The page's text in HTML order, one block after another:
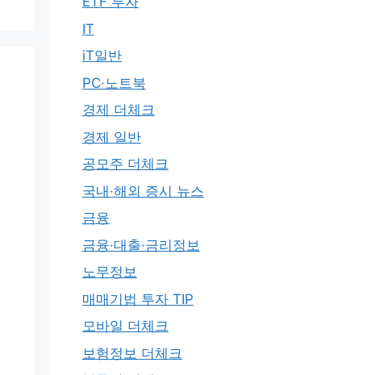
IT
iT일반
PC·노트북
경제 더체크
경제 일반
공모주 더체크
국내·해외 증시 뉴스
금융
금융·대출·금리정보
노무정보
매매기법 투자 TIP
모바일 더체크
보험정보 더체크